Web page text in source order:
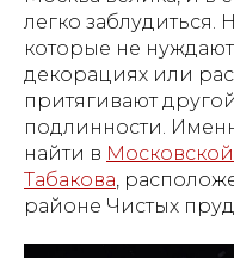
легко заблудиться.
которые не
декорациях или
притягивают
подлинности.
найти в
Табакова,
районе Чистых